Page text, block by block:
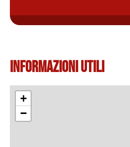
Informazioni Utili
+
−